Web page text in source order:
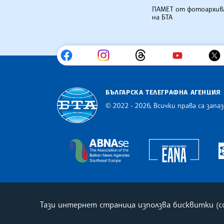
ПАМЕТ от
на БТА
БЪЛГАРСКА ТЕЛЕГРАФНА АГЕНЦИЯ
© 2022 - 2026, Всички права са
The Assocoation of the
Тази интернет страница използва бисквитки